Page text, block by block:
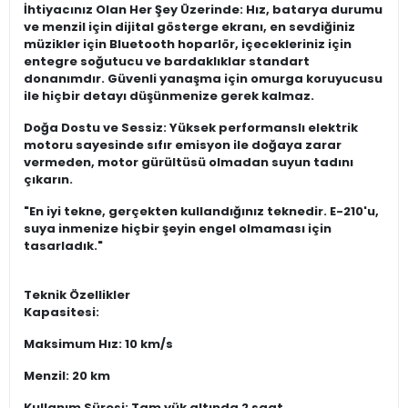
İhtiyacınız Olan Her Şey Üzerinde: Hız, batarya durumu
ve menzil için dijital gösterge ekranı, en sevdiğiniz
müzikler için Bluetooth hoparlör, içecekleriniz için
entegre soğutucu ve bardaklıklar standart
donanımdır. Güvenli yanaşma için omurga koruyucusu
ile hiçbir detayı düşünmenize gerek kalmaz.
Doğa Dostu ve Sessiz: Yüksek performanslı elektrik
motoru sayesinde sıfır emisyon ile doğaya zarar
vermeden, motor gürültüsü olmadan suyun tadını
çıkarın.
"En iyi tekne, gerçekten kullandığınız teknedir. E-210'u,
suya inmenize hiçbir şeyin engel olmaması için
tasarladık."
Teknik Özellikler
Kapasitesi:
Maksimum Hız: 10 km/s
Menzil: 20 km